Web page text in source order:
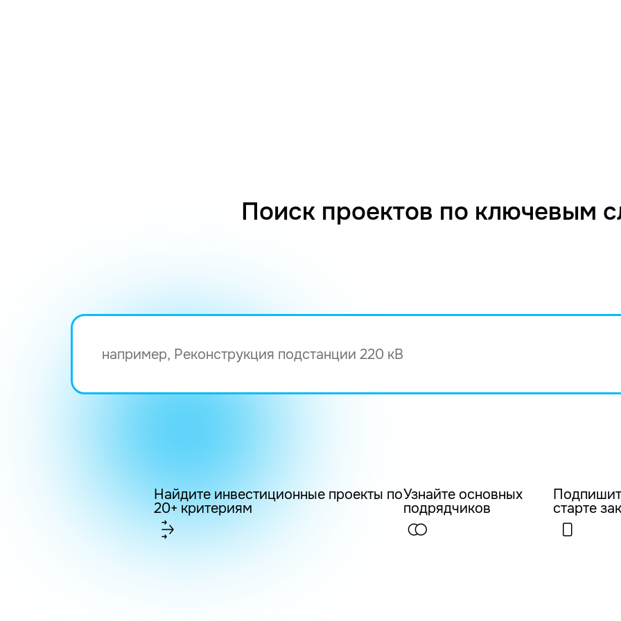
Поиск проектов по ключевым
Найдите инвестиционные проекты по
20+ критериям
Узнайте основных
подрядчиков
старте